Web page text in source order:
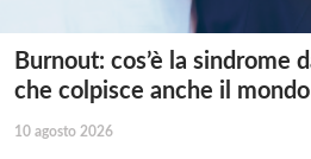
Burnout: cos’è la sindrome
che colpisce anche il
10 agosto 2026